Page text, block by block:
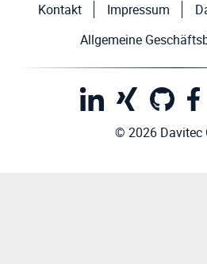
Kontakt Impressum
Allgemeine
© 2026 Davitec